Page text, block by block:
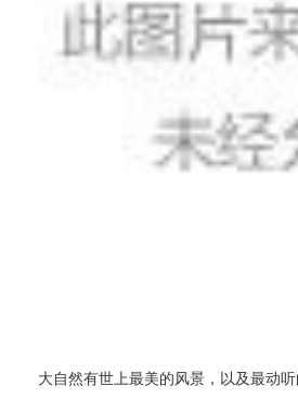
大自然有世上最美的风景，以及最动